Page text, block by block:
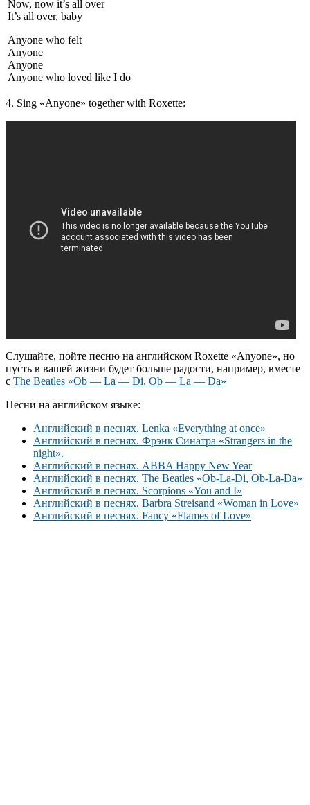
Now, now it’s all over
It’s all over, baby
Anyone who felt
Anyone
Anyone
Anyone who loved like I do
4. Sing «Anyone» together with Roxette:
Слушайте, пойте песню на английском Roxette «Anyone», но
пусть в вашей жизни будет больше радости, например, вместе
с The Beatles «Ob — La — Di, Ob — La — Da»
Песни на английском языке:
Английский в песнях. Lenka «Everything at once»
Английский в песнях. Фрэнк Синатра «Strangers in the
night».
Английский в песнях. ABBA Happy New Year
Английский в песнях. The Beatles «Ob-La-Di, Ob-La-Da»
Английский в песнях. Scorpions «You and I»
Английский в песнях. Barbra Streisand «Woman in Love»
Английский в песнях. Fancy «Flames of Love»